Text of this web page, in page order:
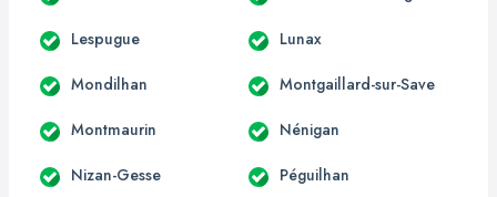
Lespugue Lunax
Mondilhan Montgaillard-sur-Save
Montmaurin Nénigan
Nizan-Gesse Péguilhan